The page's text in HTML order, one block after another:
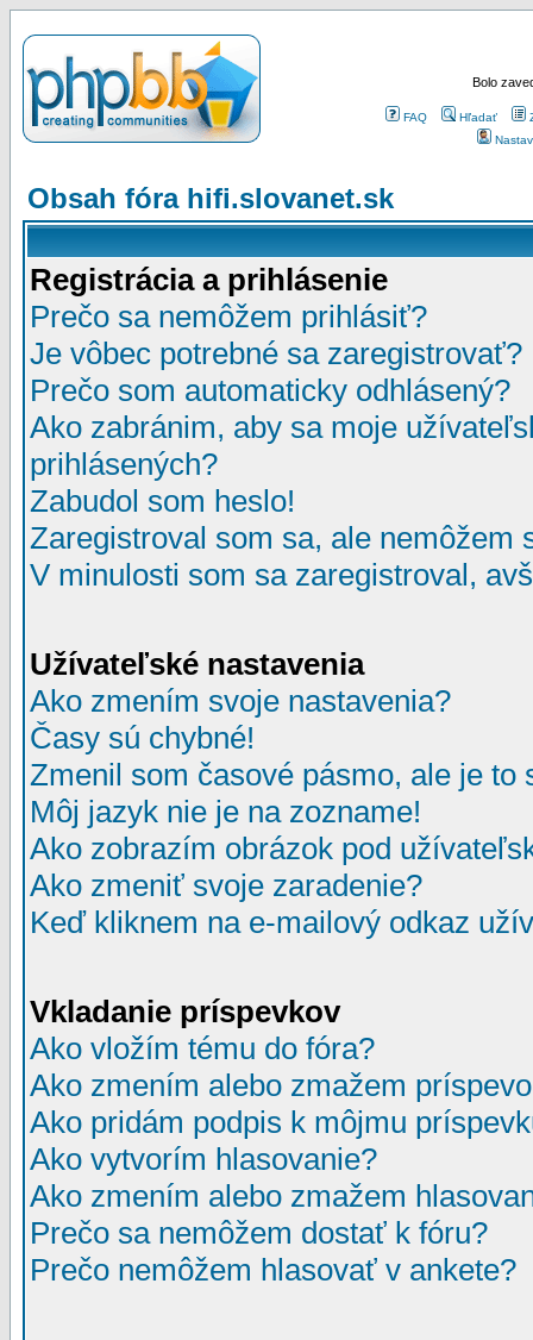
Bolo
FAQ Hľadať
Obsah fóra hifi.slovanet.sk
Registrácia a prihlásenie
Prečo sa nemôžem prihlásiť?
Je vôbec potrebné sa zaregistrovať?
Prečo som automaticky odhlásený?
Ako zabránim, aby sa moje
prihlásených?
Zabudol som heslo!
Zaregistroval som sa, ale nemôžem
V minulosti som sa zaregistroval,
Užívateľské nastavenia
Ako zmením svoje nastavenia?
Časy sú chybné!
Zmenil som časové pásmo, ale je to
Môj jazyk nie je na zozname!
Ako zobrazím obrázok pod
Ako zmeniť svoje zaradenie?
Keď kliknem na e-mailový odkaz
Vkladanie príspevkov
Ako vložím tému do fóra?
Ako zmením alebo zmažem
Ako pridám podpis k môjmu
Ako vytvorím hlasovanie?
Ako zmením alebo zmažem
Prečo sa nemôžem dostať k fóru?
Prečo nemôžem hlasovať v ankete?